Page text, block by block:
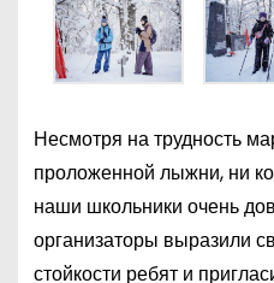
Несмотря на трудность
проложенной лыжни, ни
наши школьники очень
организаторы выразили
стойкости ребят и